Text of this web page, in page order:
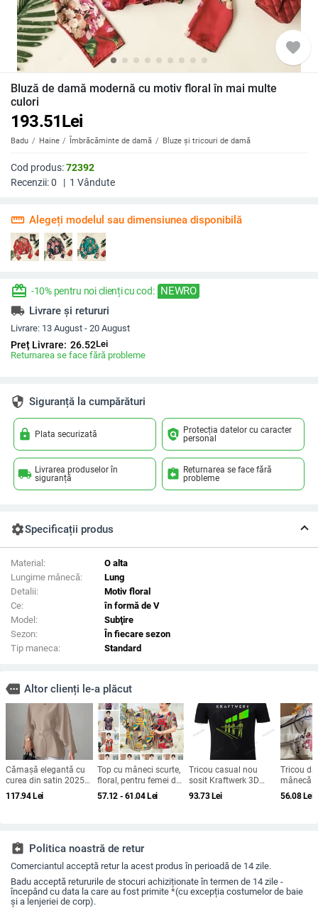
favorite
Bluză de damă modernă cu motiv floral în mai multe
culori
193.51Lei
Badu Haine Îmbrăcăminte de damă Bluze și tricouri de damă
Cod produs:72392
Recenzii:0 | 1 Vândute
straighten Alegeți modelul sau dimensiunea disponibilă
redeem -10% pentru noi clienți cu cod: NEWRO
local_shipping Livrare și retururi
Livrare: 13 August - 20 August
Preț Livrare: 26.52Lei
Returnarea se face fără probleme
security Siguranță la cumpărături
lock Plata securizată policy Protecția datelor cu caracter
personal
local_shipping Livrarea produselor în
siguranță
assignment_return Returnarea se face fără
probleme
settingsSpecificații produs
Material:
O alta
Lungime mânecă:
Lung
Detalii:
Motiv floral
Ce:
în formă de V
Model:
Subţire
Sezon:
În fiecare sezon
Tip maneca:
Standard
more Altor clienți le-a plăcut
Cămașă elegantă cu
curea din satin 2025
Vara transfrontalieră
Îmbrăcăminte pentru
Station
117.94Lei
Top cu mâneci scurte,
floral, pentru femei de
vârstă mijlocie,
primăvară-vară, plus
57.12 - 61.04Lei
Tricou casual nou
sosit Kraftwerk 3D
Tricou negru Electro
93.73Lei
Tricou
mânecă
rotund,
amestec
56.08Lei
assignment_return Politica noastră de retur
Comerciantul acceptă retur la acest produs în perioadă de 14 zile.
Badu acceptă retururile de stocuri achiziționate în termen de 14 zile -
începând cu data la care au fost primite *(cu excepția costumelor de baie
și a lenjeriei de corp).